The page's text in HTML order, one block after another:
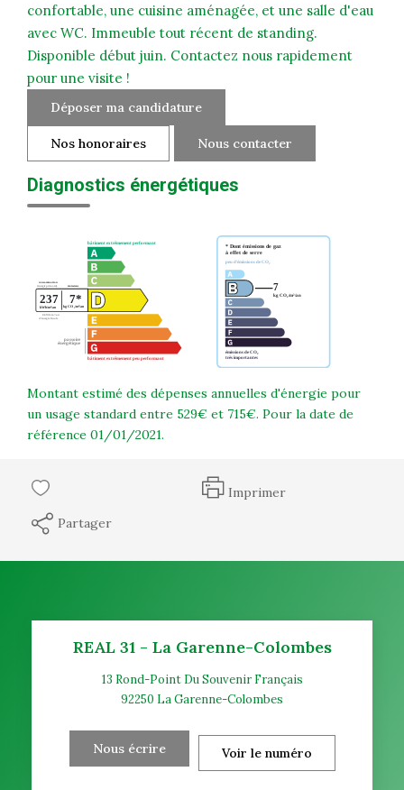
confortable, une cuisine aménagée, et une salle d'eau
avec WC. Immeuble tout récent de standing.
Disponible début juin. Contactez nous rapidement
pour une visite !
Déposer ma candidature
Nos honoraires Nous contacter
Diagnostics énergétiques
Montant estimé des dépenses annuelles d'énergie pour
un usage standard entre 529€ et 715€. Pour la date de
référence 01/01/2021.
Imprimer
Partager
REAL 31 - La Garenne-Colombes
13 Rond-Point Du Souvenir Français
92250 La Garenne-Colombes
Nous écrire Voir le numéro